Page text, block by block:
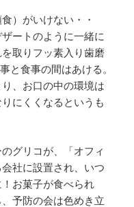
）がいけない・・
ートのように一緒に
取りフッ素入り歯磨
と食事の間はあける。
、お口の中の環境は
にくくなるというも
グリコが、「オフィ
社に設置され、いつ
お菓子が食べられ
予防の会は色めき立